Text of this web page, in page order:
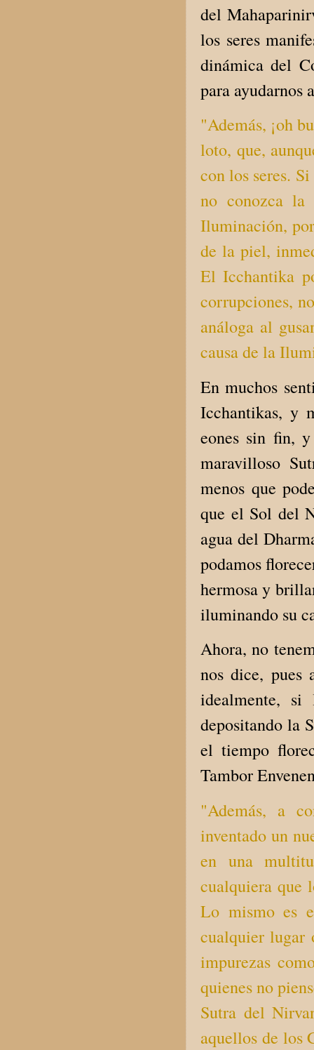
del
los seres
dinámica del
para ayudarnos
"Además, ¡oh
loto, que,
con los seres.
no conozca
Iluminación,
de la piel,
El Icchantika
corrupciones,
análoga al
causa de la
En muchos
Icchantikas, y
eones sin fin,
maravilloso
menos que
que el Sol del
agua del
podamos
hermosa y
iluminando su
Ahora, no
nos dice, pues
idealmente,
depositando la
el tiempo
Tambor
"Además, a
inventado un
en una
cualquiera que
Lo mismo es
cualquier lugar
impurezas
quienes no
Sutra del
aquellos de los